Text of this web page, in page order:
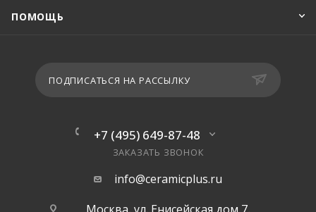
ПОМОЩЬ
ПОДПИСАТЬСЯ НА РАССЫЛКУ
+7 (495) 649-87-48
ЗАКАЗАТЬ ЗВОНОК
info@ceramicplus.ru